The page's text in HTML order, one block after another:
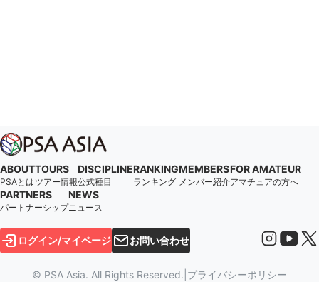
ABOUT
PSAとは
TOURS
ツアー情報
DISCIPLINE
公式種目
RANKING
ランキング
MEMBERS
メンバー紹介
FOR AMATEUR
アマチュアの方へ
PARTNERS
パートナーシップ
NEWS
ニュース
ログイン/マイページ お問い合わせ
© PSA Asia. All Rights Reserved. プライバシーポリシー